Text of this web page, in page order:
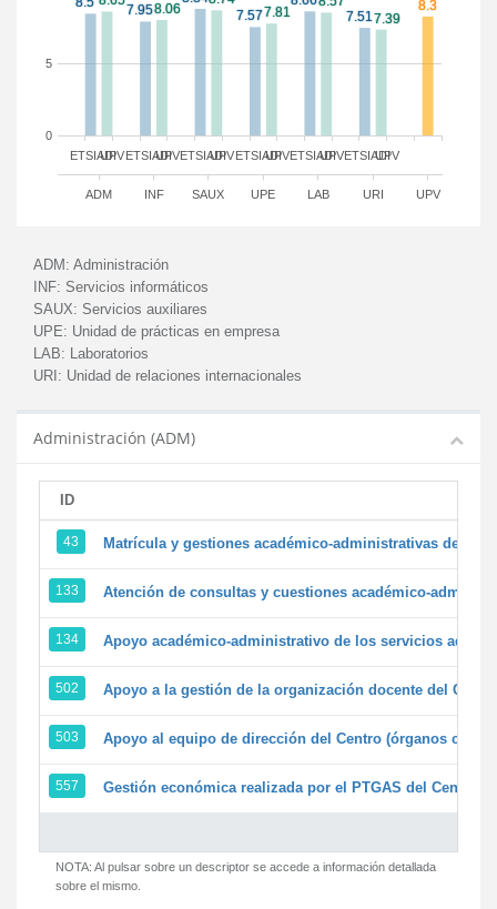
ETSIADI ETSIADI ETSIADI ETSIADI ETSIADI ETSIADI
UPV UPV UPV UPV UPV UPV
ADM INF SAUX UPE LAB URI UPV
0
5
ADM: Administración
INF: Servicios informáticos
SAUX: Servicios auxiliares
UPE: Unidad de prácticas en empresa
LAB: Laboratorios
URI: Unidad de relaciones internacionales
Administración (ADM)
ID
43 Matrícula y gestiones académico-administrativas de la
133 Atención de consultas y cuestiones académico-
134 Apoyo académico-administrativo de los servicios
502 Apoyo a la gestión de la organización docente del
503 Apoyo al equipo de dirección del Centro (órganos
557 Gestión económica realizada por el PTGAS del Centro
NOTA: Al pulsar sobre un descriptor se accede a información detallada
sobre el mismo.